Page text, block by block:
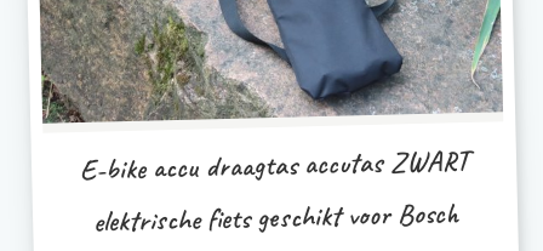
E-bike accu draagtas accutas ZWART
elektrische fiets geschikt voor Bosch